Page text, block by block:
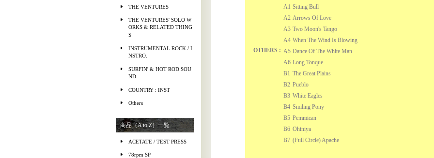
THE VENTURES
THE VENTURES' SOLO W
ORKS & RELATED THING
S
INSTRUMENTAL ROCK / I
NSTRO.
SURFIN' & HOT ROD SOU
ND
COUNTRY : INST
Others
商品（A to Z）一覧
ACETATE / TEST PRESS
78rpm SP
OTHERS :
A1 Sitting Bull
A2 Arrows Of Love
A3 Two Moon's Tango
A4 When The Wind Is Blowing
A5 Dance Of The White Man
A6 Long Tonque
B1 The Great Plains
B2 Pueblo
B3 White Eagles
B4 Smiling Pony
B5 Pemmican
B6 Ohiniya
B7 (Full Circle) Apache